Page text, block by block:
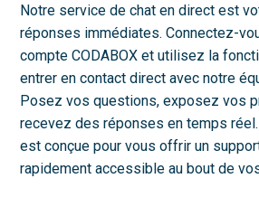
Notre service de chat en direct est
réponses immédiates. Connectez-
compte CODABOX et utilisez la
entrer en contact direct avec notre
Posez vos questions, exposez vos
recevez des réponses en temps
est conçue pour vous offrir un
rapidement accessible au bout de